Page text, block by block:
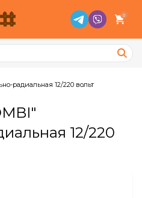
0
радиальная 12/220 вольт
12/220